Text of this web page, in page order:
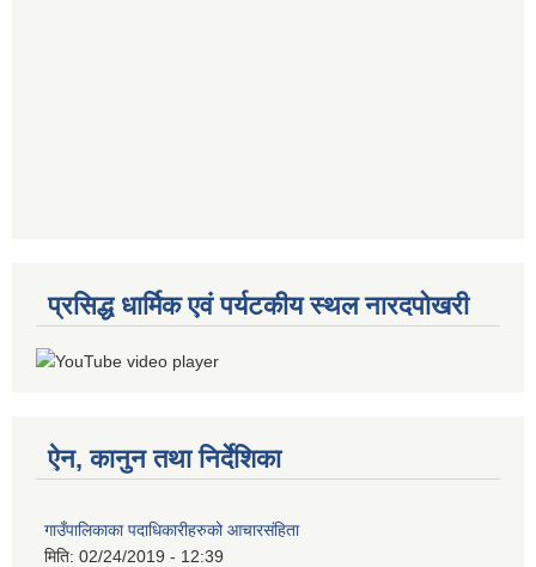
प्रसिद्ध धार्मिक एवं पर्यटकीय स्थल नारदपोखरी
ऐन, कानुन तथा निर्देशिका
गाउँपालिकाका पदाधिकारीहरुको आचारसंहिता
मिति: 02/24/2019 - 12:39